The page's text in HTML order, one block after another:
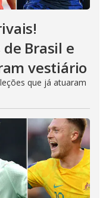
Brasil e
vestiário
que já atuaram